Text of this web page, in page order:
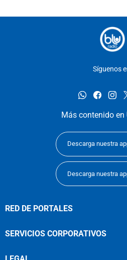
Síguenos
whatsapp
Más contenido en
Descarga nuestra
Descarga nuestra
RED DE PORTALES
SERVICIOS CORPORATIVOS